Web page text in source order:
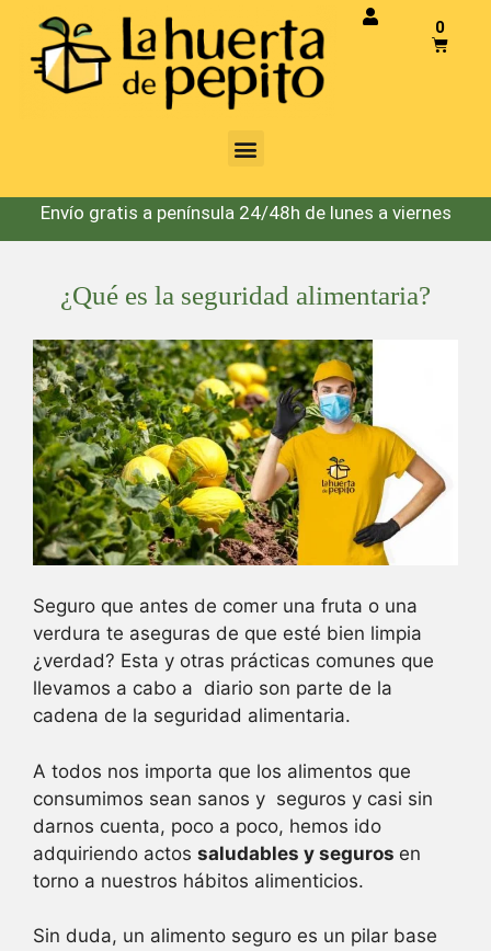
0
Envío gratis a península 24/48h de lunes a viernes
¿Qué es la seguridad alimentaria?
Seguro que antes de comer una fruta o una
verdura te aseguras de que esté bien limpia
¿verdad? Esta y otras prácticas comunes que
llevamos a cabo a diario son parte de la
cadena de la seguridad alimentaria.
A todos nos importa que los alimentos que
consumimos sean sanos y seguros y casi sin
darnos cuenta, poco a poco, hemos ido
adquiriendo actos saludables y seguros en
torno a nuestros hábitos alimenticios.
Sin duda, un alimento seguro es un pilar base